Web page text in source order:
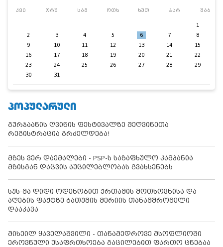
კვი ორშ სამ ოთხ ხუთ პარ შაბ
1
2
3 4 5 6 7
8
9
10 11 12 13 14
15
16
17 18 19 20 21
22
23
24 25 26 27 28
29
30
31
ᲞᲝᲞᲣᲚᲐᲠᲣᲚᲘ
გურჯაანის ღვინის ფესტივალზე მეღვინეთა
რეგისტრაცია გრძელდება!
მზეს ვერ დაემალები - PSP-ს საზაფხულო კამპანია
მზისგან დაცვის აუცილებლობას გვახსენებს
სუს-მა დიდი ოდენობით ქრთამის მოთხოვნისა და
აღების ფაქტზე ბათუმის მერიის თანამშრომელი
დააკავა
მიხეილ ყაველაშვილი - თანამედროვე მსოფლიოში
ეროვნული უსაფრთხოება გაცილებით ფართო ცნებაა